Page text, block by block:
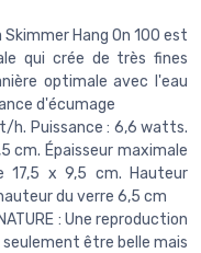
Skimmer Hang On 100 est
qui crée de très fines
optimale avec l'eau
d'écumage
lt/h. Puissance : 6,6 watts.
cm. Épaisseur maximale
17,5 x 9,5 cm. Hauteur
du verre 6,5 cm
NATURE : Une reproduction
être belle mais